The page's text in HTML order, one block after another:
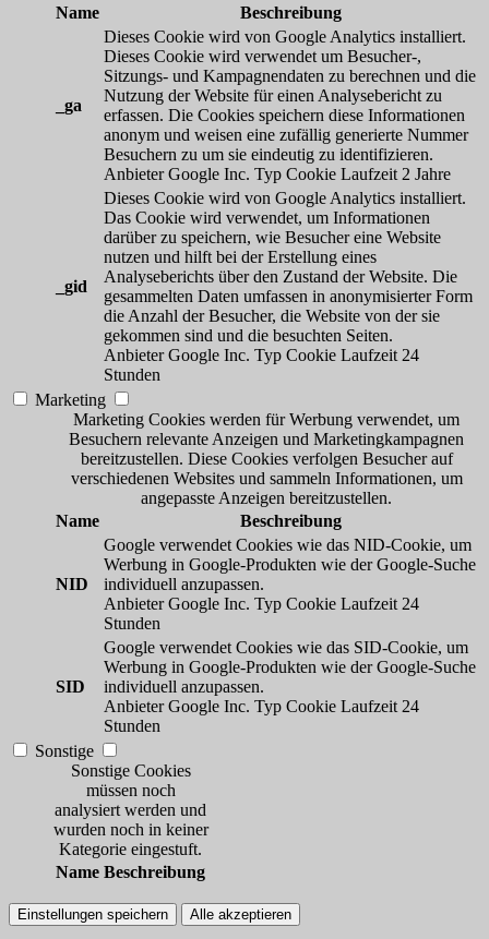
Name
Beschreibung
_ga
Dieses Cookie wird von Google Analytics installiert.
Dieses Cookie wird verwendet um Besucher-,
Sitzungs- und Kampagnendaten zu berechnen und die
Nutzung der Website für einen Analysebericht zu
erfassen. Die Cookies speichern diese Informationen
anonym und weisen eine zufällig generierte Nummer
Besuchern zu um sie eindeutig zu identifizieren.
Anbieter Google Inc. Typ Cookie Laufzeit 2 Jahre
_gid
Dieses Cookie wird von Google Analytics installiert.
Das Cookie wird verwendet, um Informationen
darüber zu speichern, wie Besucher eine Website
nutzen und hilft bei der Erstellung eines
Analyseberichts über den Zustand der Website. Die
gesammelten Daten umfassen in anonymisierter Form
die Anzahl der Besucher, die Website von der sie
gekommen sind und die besuchten Seiten.
Anbieter Google Inc. Typ Cookie Laufzeit 24
Stunden
Marketing
Marketing Cookies werden für Werbung verwendet, um
Besuchern relevante Anzeigen und Marketingkampagnen
bereitzustellen. Diese Cookies verfolgen Besucher auf
verschiedenen Websites und sammeln Informationen, um
angepasste Anzeigen bereitzustellen.
Name
Beschreibung
NID
Google verwendet Cookies wie das NID-Cookie, um
Werbung in Google-Produkten wie der Google-Suche
individuell anzupassen.
Anbieter Google Inc. Typ Cookie Laufzeit 24
Stunden
SID
Google verwendet Cookies wie das SID-Cookie, um
Werbung in Google-Produkten wie der Google-Suche
individuell anzupassen.
Anbieter Google Inc. Typ Cookie Laufzeit 24
Stunden
Sonstige
Sonstige Cookies
müssen noch
analysiert werden und
wurden noch in keiner
Kategorie eingestuft.
Name Beschreibung
Einstellungen speichern Alle akzeptieren